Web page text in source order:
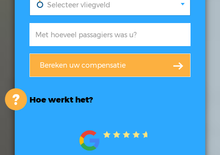
Selecteer vliegveld
Hoe werkt het?